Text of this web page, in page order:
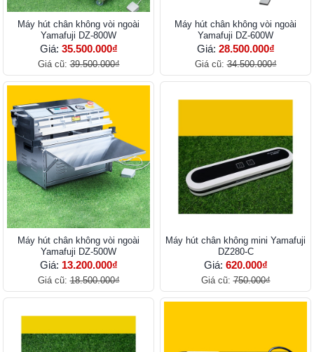
Máy hút chân không vòi ngoài
Yamafuji DZ-800W
Giá: 35.500.000₫
Giá cũ:39.500.000₫
Máy hút chân không vòi ngoài
Yamafuji DZ-600W
Giá: 28.500.000₫
Giá cũ:34.500.000₫
Máy hút chân không vòi ngoài
Yamafuji DZ-500W
Giá: 13.200.000₫
Giá cũ:18.500.000₫
Máy hút chân không mini Yamafuji
DZ280-C
Giá: 620.000₫
Giá cũ:750.000₫